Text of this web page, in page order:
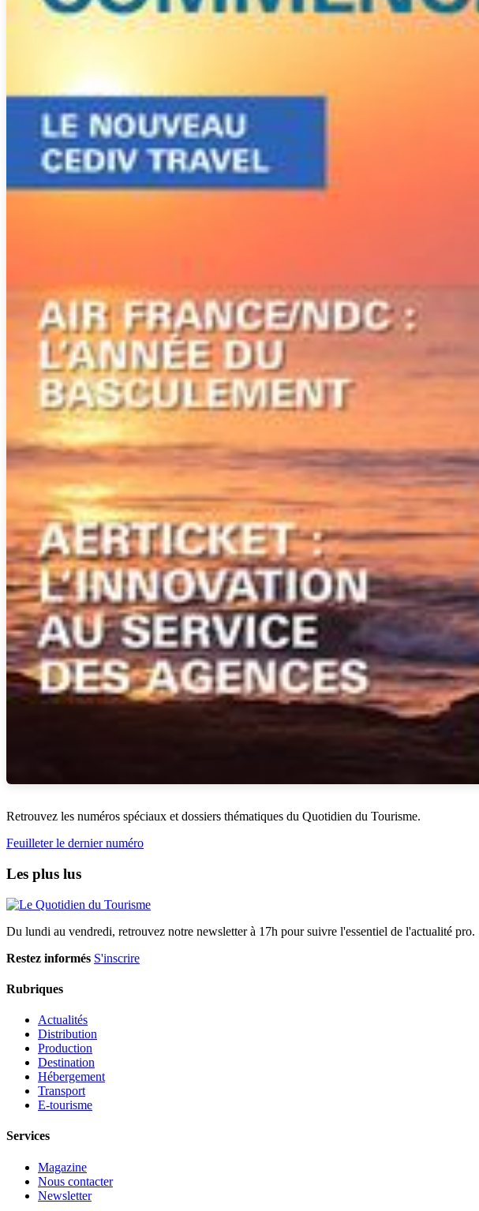
Retrouvez les numéros spéciaux et dossiers thématiques du Quotidien du Tourisme.
Feuilleter le dernier numéro
Les plus lus
Du lundi au vendredi, retrouvez notre newsletter à 17h pour suivre l'essentiel de l'actualité pro.
Restez informés S'inscrire
Rubriques
Actualités
Distribution
Production
Destination
Hébergement
Transport
E-tourisme
Services
Magazine
Nous contacter
Newsletter